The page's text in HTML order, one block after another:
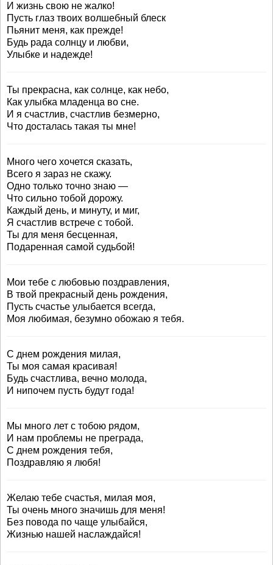
И жизнь свою не жалко!
Пусть глаз твоих волшебный блеск
Пьянит меня, как прежде!
Будь рада солнцу и любви,
Улыбке и надежде!
Ты прекрасна, как солнце, как небо,
Как улыбка младенца во сне.
И я счастлив, счастлив безмерно,
Что досталась такая ты мне!
Много чего хочется сказать,
Всего я зараз не скажу.
Одно только точно знаю —
Что сильно тобой дорожу.
Каждый день, и минуту, и миг,
Я счастлив встрече с тобой.
Ты для меня бесценная,
Подаренная самой судьбой!
Мои тебе с любовью поздравления,
В твой прекрасный день рождения,
Пусть счастье улыбается всегда,
Моя любимая, безумно обожаю я тебя.
С днем рождения милая,
Ты моя самая красивая!
Будь счастлива, вечно молода,
И нипочем пусть будут года!
Мы много лет с тобою рядом,
И нам проблемы не преграда,
С днем рождения тебя,
Поздравляю я любя!
Желаю тебе счастья, милая моя,
Ты очень много значишь для меня!
Без повода по чаще улыбайся,
Жизнью нашей наслаждайся!